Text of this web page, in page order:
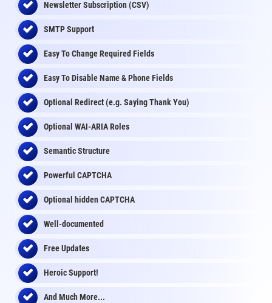
Newsletter Subscription (CSV)
SMTP Support
Easy To Change Required Fields
Easy To Disable Name & Phone Fields
Optional Redirect (e.g. Saying Thank You)
Optional WAI-ARIA Roles
Semantic Structure
Powerful CAPTCHA
Optional hiddenCAPTCHA
Well-documented
Free Updates
Heroic Support!
And Much More...